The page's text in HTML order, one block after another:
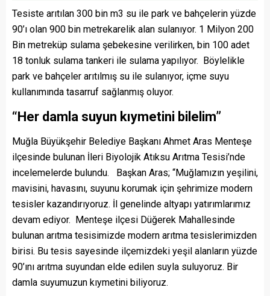
Tesiste arıtılan 300 bin m3 su ile park ve bahçelerin yüzde
90’ı olan 900 bin metrekarelik alan sulanıyor. 1 Milyon 200
Bin metreküp sulama şebekesine verilirken, bin 100 adet
18 tonluk sulama tankeri ile sulama yapılıyor. Böylelikle
park ve bahçeler arıtılmış su ile sulanıyor, içme suyu
kullanımında tasarruf sağlanmış oluyor.
“Her damla suyun kıymetini bilelim”
Muğla Büyükşehir Belediye Başkanı Ahmet Aras Menteşe
ilçesinde bulunan İleri Biyolojik Atıksu Arıtma Tesisi’nde
incelemelerde bulundu. Başkan Aras; “Muğlamızın yeşilini,
mavisini, havasını, suyunu korumak için şehrimize modern
tesisler kazandırıyoruz. İl genelinde altyapı yatırımlarımız
devam ediyor. Menteşe ilçesi Düğerek Mahallesinde
bulunan arıtma tesisimizde modern arıtma tesislerimizden
birisi. Bu tesis sayesinde ilçemizdeki yeşil alanların yüzde
90’ını arıtma suyundan elde edilen suyla suluyoruz. Bir
damla suyumuzun kıymetini biliyoruz.